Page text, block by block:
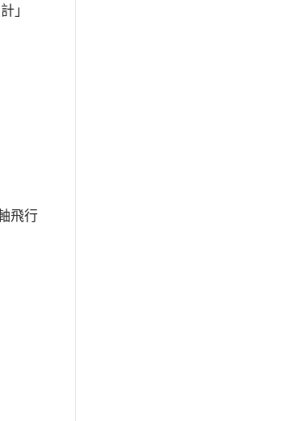
」
飛行